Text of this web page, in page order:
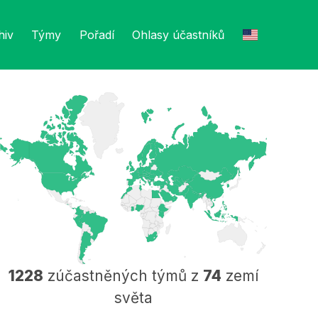
Týmy Pořadí Ohlasy účastníků
1228 zúčastněných týmů z 74 zemí
světa